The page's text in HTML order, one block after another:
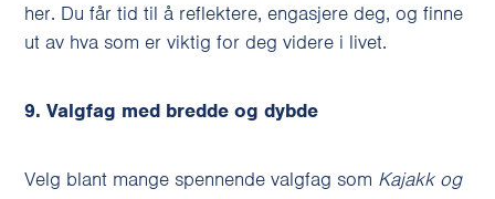
her. Du får tid til å reflektere, engasjere deg, og finne
ut av hva som er viktig for deg videre i livet.
9. Valgfag med bredde og dybde
Velg blant mange spennende valgfag som Kajakk og